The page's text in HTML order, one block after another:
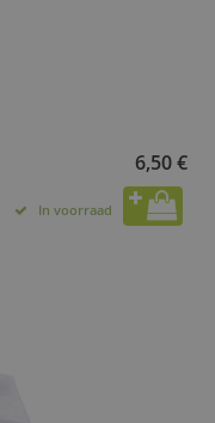
6,50 €
In voorraad